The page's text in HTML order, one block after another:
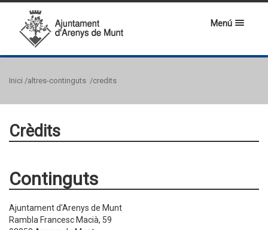
Menú
Inici /altres-continguts /credits
Crèdits
Continguts
Ajuntament d'Arenys de Munt
Rambla Francesc Macià, 59